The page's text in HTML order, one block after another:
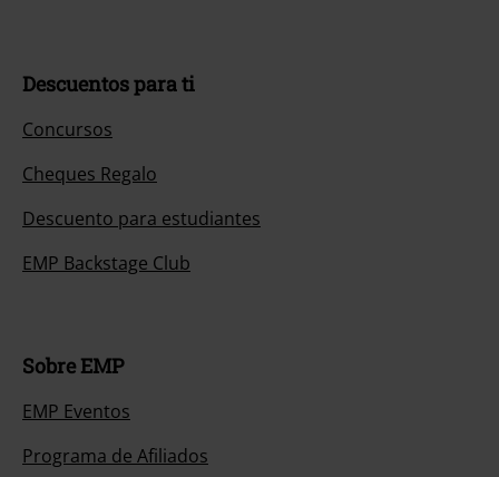
Descuentos para ti
Concursos
Cheques Regalo
Descuento para estudiantes
EMP Backstage Club
Sobre EMP
EMP Eventos
Programa de Afiliados